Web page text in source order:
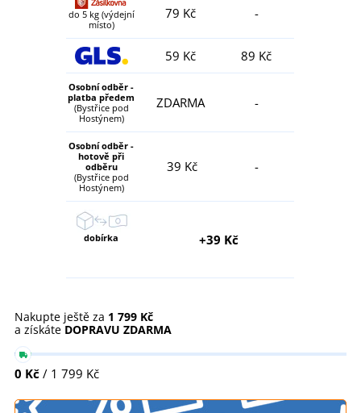
do 5 kg (výdejní
místo)
79 Kč -
59 Kč 89 Kč
Osobní odběr -
platba předem
(Bystřice pod
Hostýnem)
ZDARMA -
Osobní odběr -
hotově při
odběru
(Bystřice pod
Hostýnem)
39 Kč -
dobírka +39 Kč
Nakupte ještě za 1 799 Kč
a získáte DOPRAVU ZDARMA
0 Kč / 1 799 Kč